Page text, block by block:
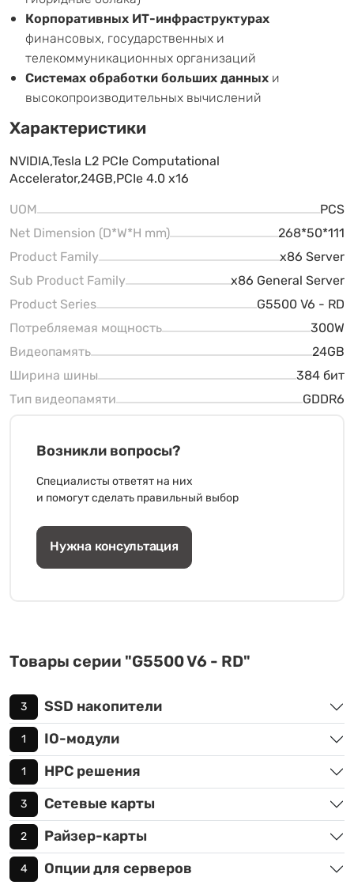
Корпоративных ИТ-инфраструктурах
финансовых, государственных и
телекоммуникационных организаций
Системах обработки больших данных и
высокопроизводительных вычислений
Характеристики
NVIDIA,Tesla L2 PCIe Computational
Accelerator,24GB,PCIe 4.0 x16
UOM
PCS
Net Dimension (D*W*H mm)
268*50*111
Product Family
x86 Server
Sub Product Family
x86 General Server
Product Series
G5500 V6 - RD
Потребляемая мощность
300W
Видеопамять
24GB
Ширина шины
384 бит
Тип видеопамяти
GDDR6
Возникли вопросы?
Специалисты ответят на них
и помогут сделать правильный выбор
Нужна консультация
Товары серии "G5500 V6 - RD"
3 SSD накопители
1 IO-модули
1 HPC решения
3 Сетевые карты
2 Райзер-карты
4 Опции для серверов